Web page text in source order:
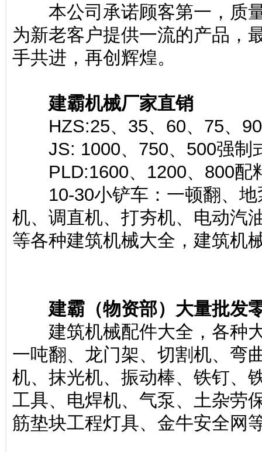
本公司承诺顾客第一，质量
为新老客户提供一流的产品，
手共进，再创辉煌。
建霸机械厂家直销
HZS:25、35、60、75、90
JS: 1000、750、500强制
PLD:1600、1200、800配
10-30小铲车：一顿翻、地
机、调直机、打夯机、电动汽
等各种建筑机械大全，建筑机
建霸（物资部）大量批发
建筑机械配件大全，各种大
一吨翻、龙门架、切割机、弯
机、抹光机、振动棒、铁钉、
工具、电焊机、气泵、土杂劳
筋垫块工程灯具、金牛安全网